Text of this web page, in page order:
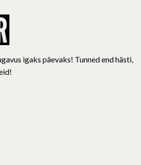
igaks päevaks! Tunned end hästi,